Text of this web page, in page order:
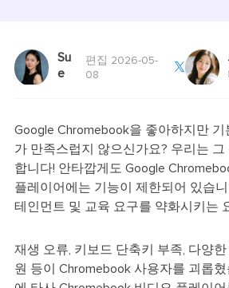
Su
e
편집 2026-05-
08

Google Chromebook을 좋아하지만 기
가 만족스럽지 않으신가요? 우리는 그
합니다! 안타깝게도 Google
플레이어에는 기능이 제한되어 있습
테인먼트 및 교육 요구를 약화시키는
재생 오류, 키보드 단축키 부족, 다양한
원 등이 Chromebook 사용자를 괴롭